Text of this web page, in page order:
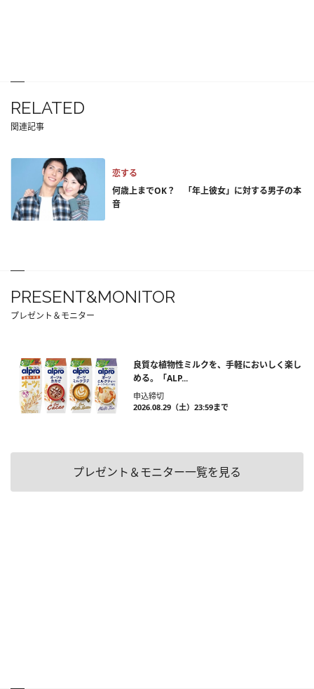
RELATED
関連記事
恋する
何歳上までOK？ 「年上彼女」に対する男子の本
音
PRESENT&MONITOR
プレゼント＆モニター
良質な植物性ミルクを、手軽においしく楽し
める。「ALP...
申込締切
2026.08.29（土）23:59まで
プレゼント＆モニター一覧を見る